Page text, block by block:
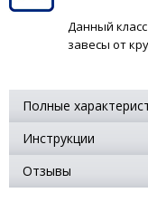
Данный
завесы от
Полные
Инструкции
Отзывы